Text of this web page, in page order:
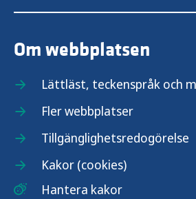
Om webbplatsen
Lättläst, teckenspråk och
Fler webbplatser
Tillgänglighetsredogörelse
Kakor (cookies)
Hantera kakor